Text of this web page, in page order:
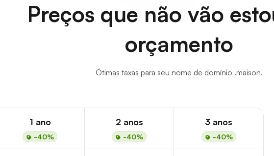
Preços que não vão
orçamento
Ótimas taxas para seu nome de domínio .maison.
1 ano
-40%
2 anos
-40%
3 anos
-40%